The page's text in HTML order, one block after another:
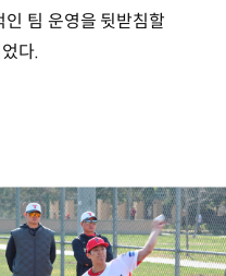
팀 운영을 뒷받침할
다.